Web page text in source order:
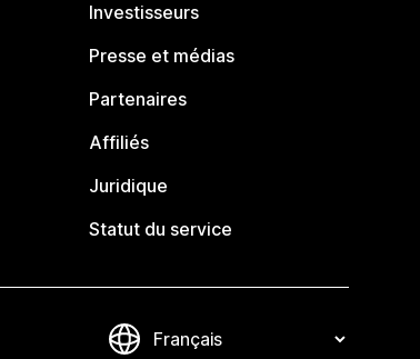
Investisseurs
Presse et médias
Partenaires
Affiliés
Juridique
Statut du service